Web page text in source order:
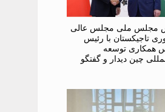
مجلس ملی مجلس عالی
تاجیکستان با رئیس
همکاری توسعه
چین دیدار و گفتگو